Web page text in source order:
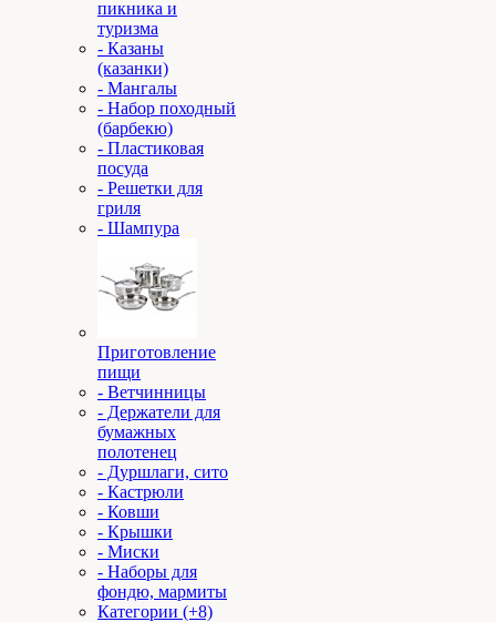
пикника и
туризма
- Казаны
(казанки)
- Мангалы
- Набор походный
(барбекю)
- Пластиковая
посуда
- Решетки для
гриля
- Шампура
Приготовление
пищи
- Ветчинницы
- Держатели для
бумажных
полотенец
- Дуршлаги, сито
- Кастрюли
- Ковши
- Крышки
- Миски
- Наборы для
фондю, мармиты
Категории (+8)